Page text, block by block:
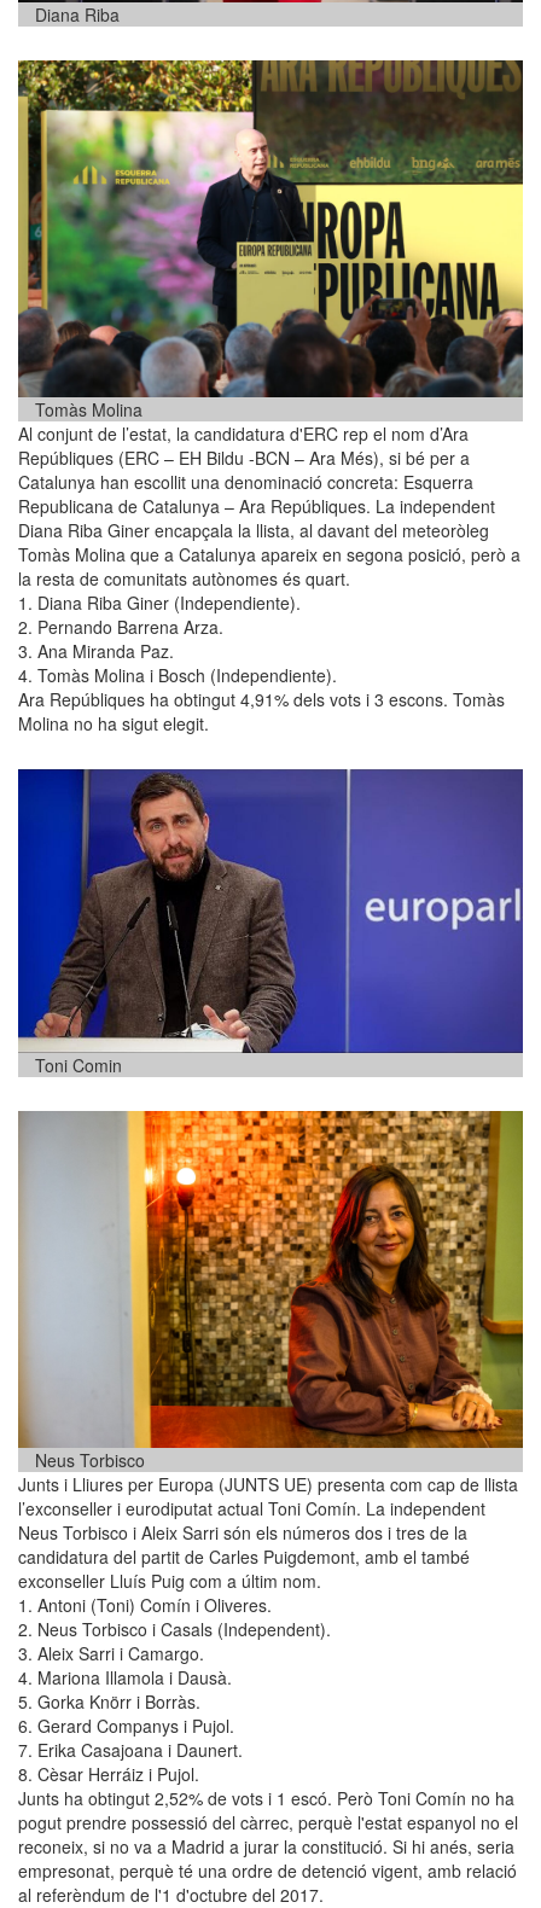
Diana Riba
Tomàs Molina
Al conjunt de l’estat, la candidatura d'ERC rep el nom d’Ara
Repúbliques (ERC – EH Bildu -BCN – Ara Més), si bé per a
Catalunya han escollit una denominació concreta: Esquerra
Republicana de Catalunya – Ara Repúbliques. La independent
Diana Riba Giner encapçala la llista, al davant del meteoròleg
Tomàs Molina que a Catalunya apareix en segona posició, però a
la resta de comunitats autònomes és quart.
1. Diana Riba Giner (Independiente).
2. Pernando Barrena Arza.
3. Ana Miranda Paz.
4. Tomàs Molina i Bosch (Independiente).
Ara Repúbliques ha obtingut 4,91% dels vots i 3 escons. Tomàs
Molina no ha sigut elegit.
Toni Comin
Neus Torbisco
Junts i Lliures per Europa (JUNTS UE) presenta com cap de llista
l’exconseller i eurodiputat actual Toni Comín. La independent
Neus Torbisco i Aleix Sarri són els números dos i tres de la
candidatura del partit de Carles Puigdemont, amb el també
exconseller Lluís Puig com a últim nom.
1. Antoni (Toni) Comín i Oliveres.
2. Neus Torbisco i Casals (Independent).
3. Aleix Sarri i Camargo.
4. Mariona Illamola i Dausà.
5. Gorka Knörr i Borràs.
6. Gerard Companys i Pujol.
7. Erika Casajoana i Daunert.
8. Cèsar Herráiz i Pujol.
Junts ha obtingut 2,52% de vots i 1 escó. Però Toni Comín no ha
pogut prendre possessió del càrrec, perquè l'estat espanyol no el
reconeix, si no va a Madrid a jurar la constitució. Si hi anés, seria
empresonat, perquè té una ordre de detenció vigent, amb relació
al referèndum de l'1 d'octubre del 2017.